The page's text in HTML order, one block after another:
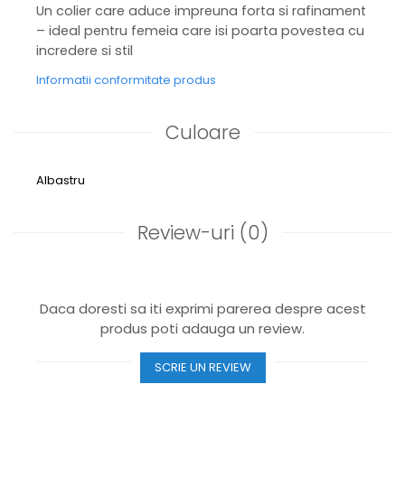
Un colier care aduce impreuna forta si rafinament
– ideal pentru femeia care isi poarta povestea cu
incredere si stil
Informatii conformitate produs
Culoare
Albastru
Review-uri (0)
Daca doresti sa iti exprimi parerea despre acest
produs poti adauga un review.
SCRIE UN REVIEW